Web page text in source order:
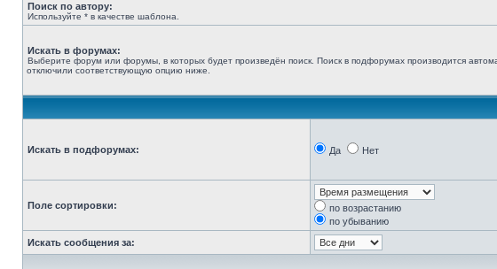
Поиск по автору:
Используйте * в качестве шаблона.
Искать в форумах:
Выберите форум или форумы, в которых будет произведён поиск. Поиск в подфорумах производится
отключили соответствующую опцию ниже.
Искать в подфорумах: Да Нет
Поле сортировки:
по возрастанию
по убыванию
Искать сообщения за: